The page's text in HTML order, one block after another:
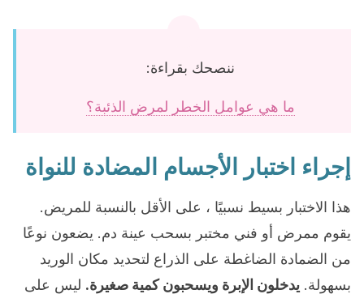
ننصحك بقراءة:
ما هي عوامل الخطر لمرض الذئبة؟
إجراء اختبار الأجسام المضادة للنواة
هذا الاختبار بسيط نسبيًا ، على الأقل بالنسبة للمريض.
يقوم ممرض أو فني مختبر بسحب عينة دم. يضعون نوعًا
من الضمادة الضاغطة على الذراع لتحديد مكان الوريد
بسهولة. يدخلون الإبرة ويسحبون كمية صغيرة. ليس على